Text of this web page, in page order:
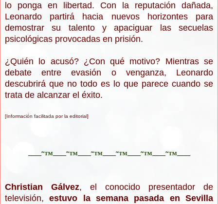
lo ponga en libertad. Con la reputación dañada,
Leonardo partirá hacia nuevos horizontes para
demostrar su talento y apaciguar las secuelas
psicológicas provocadas en prisión.
¿Quién lo acusó? ¿Con qué motivo? Mientras se
debate entre evasión o venganza, Leonardo
descubrirá que no todo es lo que parece cuando se
trata de alcanzar el éxito.
[Información facilitada por la editorial]
–—˜™–—˜™–—˜™–—˜™–—˜™–—˜™–—
Christian Gálvez, el conocido presentador de
televisión,estuvo la semana pasada en Sevilla